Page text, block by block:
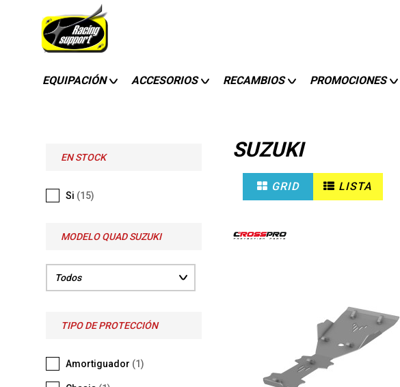
EQUIPACIÓN ACCESORIOS RECAMBIOS PROMOCIONES
SUZUKI
GRID LISTA
EN STOCK
Si (15)
MODELO QUAD SUZUKI
TIPO DE PROTECCIÓN
Amortiguador (1)